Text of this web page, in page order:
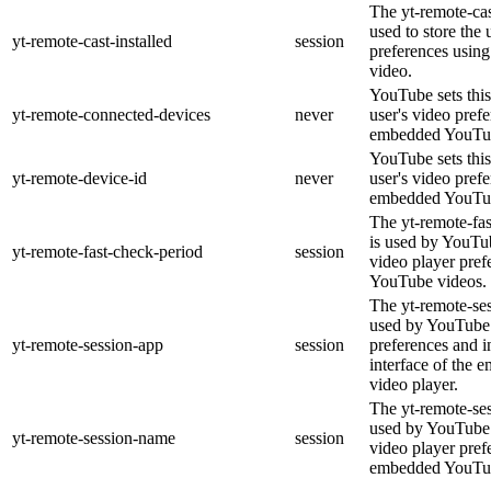
yt-remote-cast-installed session
The yt-remote-
used to store the
preferences
video.
yt-remote-connected-devices never
YouTube sets
user's video
embedded
yt-remote-device-id never
YouTube sets
user's video
embedded
yt-remote-fast-check-period session
The yt-remote-
is used by
video player
YouTube videos.
yt-remote-session-app session
The yt-remote-
used by
preferences and
interface of the
video player.
yt-remote-session-name session
The yt-remote-
used by
video player
embedded